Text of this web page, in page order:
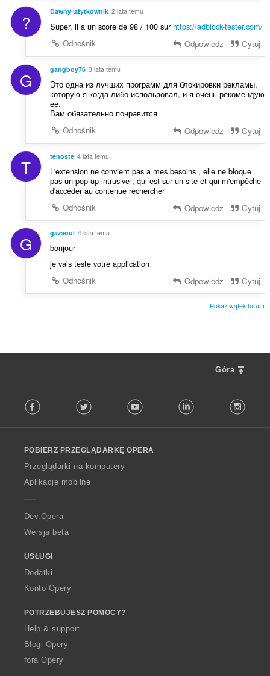
? Dawny użytkownik 2 lata temu
Super, il a un score de 98 / 100 surhttps://adblock-tester.com/
Odnośnik
Odpowiedz Cytuj
G gangboy76 3 lata temu
Это одна из лучших программ для блокировки рекламы,
которую я когда-либо использовал, и я очень рекомендую
ее.
Вам обязательно понравится
Odnośnik
Odpowiedz Cytuj
T tenoste 4 lata temu
L'extension ne convient pas a mes besoins , elle ne bloque
pas un pop-up intrusive , qui est sur un site et qui m'empêche
d'accéder au contenue rechercher
Odnośnik
Odpowiedz Cytuj
G gazaoui 4 lata temu
bonjour
je vais teste votre application
Odnośnik
Odpowiedz Cytuj
Pokaż wątek forum
Góra
o
w
O
p
a
Facebook Twitter Youtube LinkedIn
POBIERZ PRZEGLĄDARKĘ OPERA
Przeglądarki na komputery
Aplikacje mobilne
Dev.Opera
Wersja beta
USŁUGI
Dodatki
Konto Opery
POTRZEBUJESZ POMOCY?
Help & support
Blogi Opery
fora Opery